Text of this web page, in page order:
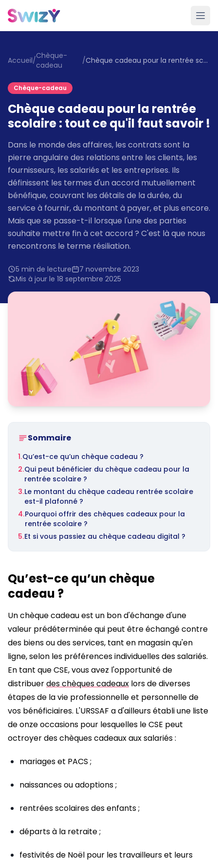
Accueil/Chèque-
cadeau
/ Chèque cadeau pour la rentrée scolaire : tout ce qu'il faut savoir !
Chèque-cadeau
Chèque cadeau pour la rentrée
scolaire : tout ce qu'il faut savoir !
Dans le monde des affaires, les contrats sont la
pierre angulaire des relations entre les clients, les
fournisseurs, les salariés et les entreprises. Ils
définissent les termes d'un accord mutuellement
bénéfique, couvrant les détails de la durée, du
service à fournir, du montant à payer, et plus encore.
Mais que se passe-t-il lorsque l'une des parties
souhaite mettre fin à cet accord ? C'est là que nous
rencontrons le terme résiliation.
5 min de lecture
7 novembre 2023
Mis à jour le 18 septembre 2025
Sommaire
1.Qu’est-ce qu’un chèque cadeau ?
2.Qui peut bénéficier du chèque cadeau pour la
rentrée scolaire ?
3.Le montant du chèque cadeau rentrée scolaire
est-il plafonné ?
4.Pourquoi offrir des chèques cadeaux pour la
rentrée scolaire ?
5.Et si vous passiez au chèque cadeau digital ?
Qu’est-ce qu’un chèque
cadeau ?
Un chèque cadeau est un bon d'échange d'une
valeur prédéterminée qui peut être échangé contre
des biens ou des services, tant en magasin qu'en
ligne, selon les préférences individuelles des salariés.
En tant que CSE, vous avez l'opportunité de
distribuerdes chèques cadeaux lors de diverses
étapes de la vie professionnelle et personnelle de
vos bénéficiaires. L'URSSAF a d'ailleurs établi une liste
de onze occasions pour lesquelles le CSE peut
octroyer des chèques cadeaux aux salariés :
mariages et PACS ;
naissances ou adoptions ;
rentrées scolaires des enfants ;
départs à la retraite ;
festivités de Noël pour les travailleurs et leurs